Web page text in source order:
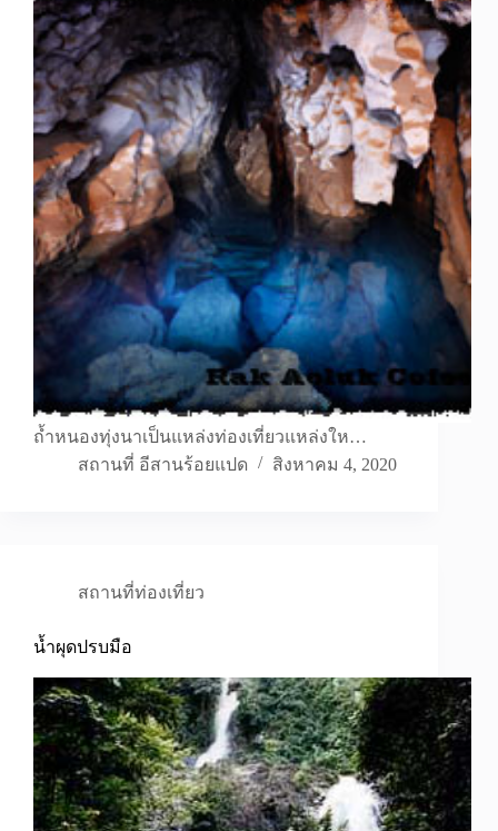
ถ้ำหนองทุ่งนาเป็นแหล่งท่องเที่ยวแหล่งให…
สถานที่ อีสานร้อยแปด
สิงหาคม 4, 2020
สถานที่ท่องเที่ยว
น้ำผุดปรบมือ